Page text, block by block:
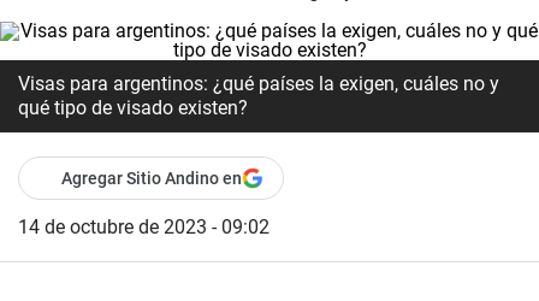
Visas para argentinos: ¿qué países la exigen, cuáles no y
qué tipo de visado existen?
Agregar Sitio Andino en
14 de octubre de 2023 - 09:02